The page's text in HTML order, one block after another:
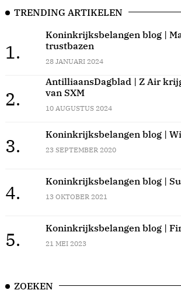
TRENDING ARTIKELEN
1.
Koninkrijksbelangen blog |
trustbazen
28 JANUARI 2024
2.
AntilliaansDagblad | Z Air
van SXM
10 AUGUSTUS 2024
3.
Koninkrijksbelangen blog |
23 SEPTEMBER 2020
4.
Koninkrijksbelangen blog |
13 OKTOBER 2021
5.
Koninkrijksbelangen blog |
21 MEI 2023
ZOEKEN